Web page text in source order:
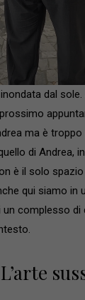
dal sole.
ma è troppo
di Andrea,
è il solo spazio
qui siamo in
un complesso